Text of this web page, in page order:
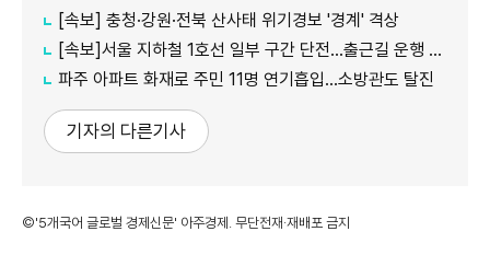
[속보] 충청·강원·전북 산사태 위기경보 '경계' 격상
[속보]서울 지하철 1호선 일부 구간 단전…출근길 운행 지연
파주 아파트 화재로 주민 11명 연기흡입…소방관도 탈진
기자의 다른기사
©'5개국어 글로벌 경제신문' 아주경제. 무단전재·재배포 금지